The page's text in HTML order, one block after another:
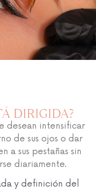
DIRIGIDA?
desean intensificar
de sus ojos o dar
a sus pestañas sin
diariamente.
y definición del